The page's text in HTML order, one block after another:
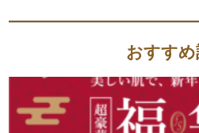
おすすめ